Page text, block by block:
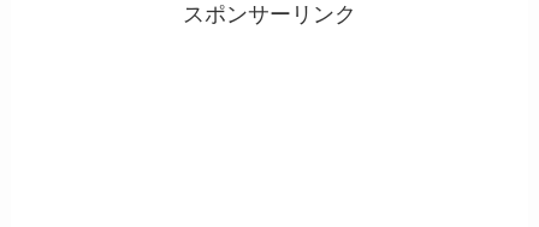
スポンサーリンク